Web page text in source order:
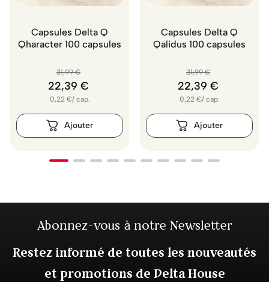
Capsules Delta Q
Qharacter 100 capsules
31,99 €
22,39 €
0,22 €/ cap.
Capsules Delta Q
Qalidus 100 capsules
31,99 €
22,39 €
0,22 €/ cap.
Abonnez-vous à notre Newsletter
Restez informé de toutes les nouveautés
et promotions de Delta House